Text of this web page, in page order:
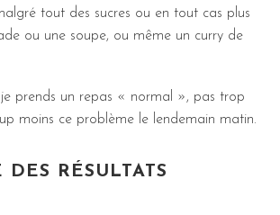
tout des sucres ou en tout cas plus
ou une soupe, ou même un curry de
prends un repas « normal », pas trop
moins ce problème le lendemain matin.
DES RÉSULTATS